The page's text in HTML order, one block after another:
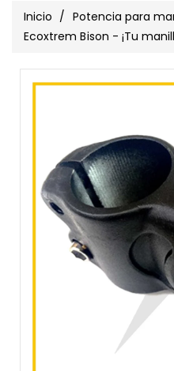
Inicio / Potencia para
Ecoxtrem Bison - ¡Tu
A La